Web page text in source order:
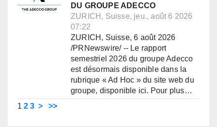
DU GROUPE ADECCO
ZURICH, Suisse, jeu., août 6 2026
07:22
ZURICH, Suisse, 6 août 2026
/PRNewswire/ -- Le rapport
semestriel 2026 du groupe Adecco
est désormais disponible dans la
rubrique « Ad Hoc » du site web du
groupe, disponible ici. Pour plus…
1 2 3 > >>